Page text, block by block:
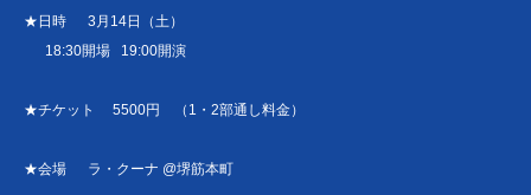
★日時 3月14日（土）
18:30開場 19:00開演
★チケット 5500円 （1・2部通し料金）
★会場 ラ・クーナ @堺筋本町